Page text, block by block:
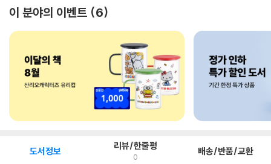
이 분야의 이벤트 6
도서정보 리뷰/한줄평
0 배송/반품/교환